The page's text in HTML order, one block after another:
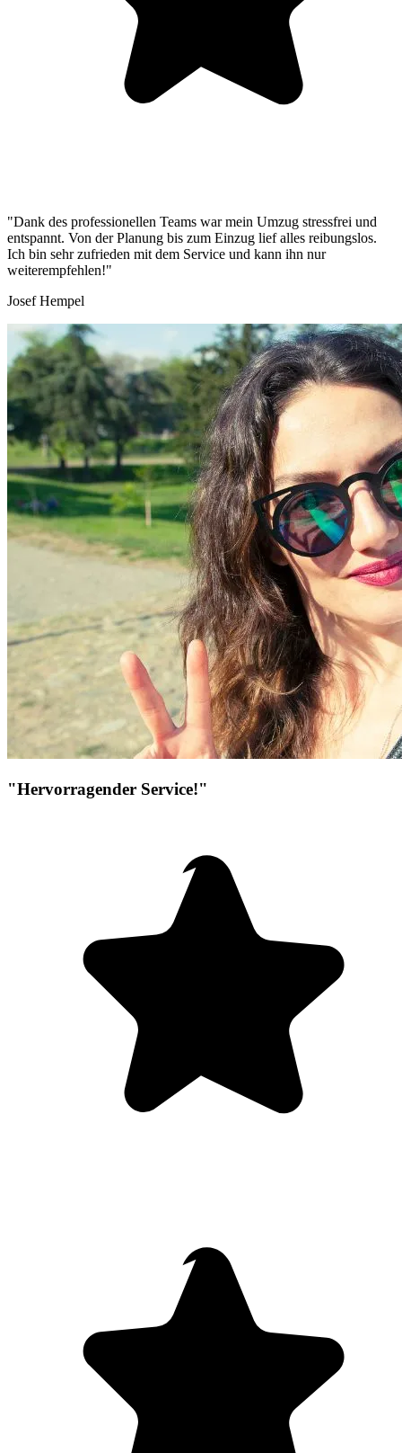
"Dank des professionellen Teams war mein Umzug stressfrei und
entspannt. Von der Planung bis zum Einzug lief alles reibungslos.
Ich bin sehr zufrieden mit dem Service und kann ihn nur
weiterempfehlen!"
Josef Hempel
"Hervorragender Service!"